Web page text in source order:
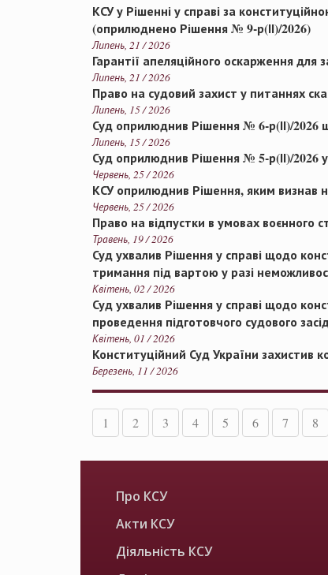
КСУ у Рішенні у справі за
(оприлюднено Рішення № 9-р(ІІ)/2026)
Липень, 21 / 2026
Гарантії апеляційного оскарження
Липень, 21 / 2026
Право на судовий захист у питаннях
Липень, 15 / 2026
Суд оприлюднив Рішення № 6-р(ІІ)/
Липень, 15 / 2026
Суд оприлюднив Рішення № 5-р(ІІ)/2026
Червень, 25 / 2026
КСУ оприлюднив Рішення, яким визнав
Червень, 25 / 2026
Право на відпустки в умовах воєнного
Травень, 19 / 2026
Суд ухвалив Рішення у справі щодо
тримання під вартою у разі
Квітень, 02 / 2026
Суд ухвалив Рішення у справі щодо
проведення підготовчого судового
Квітень, 01 / 2026
Конституційний Суд України захистив
Березень, 11 / 2026
1 2 3 4 5 6 7 8
Про КСУ
Акти КСУ
Діяльність КСУ